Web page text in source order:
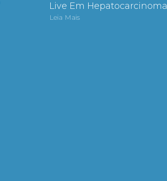
Live Em Hepatocarcinoma
Leia Mais